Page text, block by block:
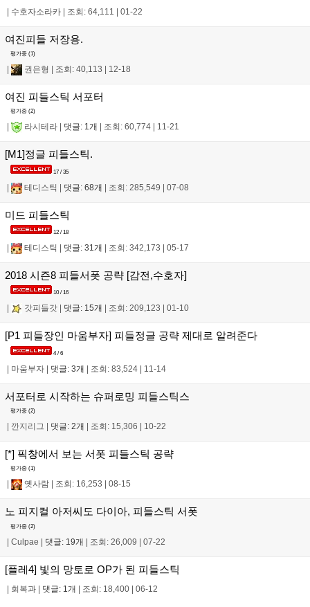
| 수호자소라카 | 조회: 64,111 | 01-22
여진피들 저장용.
평가중 (1)
권은형 조회: 40,113 12-18
여진 피들스틱 서포터
평가중 (2)
라시테라 댓글: 1개 조회: 60,774 11-21
[M1]정글 피들스틱.
17 / 35
| 테디스틱 | 댓글: 68개 | 조회: 285,549 | 07-08
미드 피들스틱
12 / 18
테디스틱 댓글: 31개 조회: 342,173 05-17
2018 시즌8 피들서폿 공략 [감전,수호자]
10 / 16
갓피들갓 댓글: 15개 조회: 209,123 01-10
[P1 피들장인 마움부자] 피들정글 공략 제대로 알려준다
4 / 6
| 마움부자 | 댓글: 3개 | 조회: 83,524 | 11-14
서포터로 시작하는 슈퍼로밍 피들스틱스
평가중 (2)
깐지리그 댓글: 2개 조회: 15,306 10-22
[*] 픽창에서 보는 서폿 피들스틱 공략
평가중 (1)
옛사람 조회: 16,253 08-15
노 피지컬 아저씨도 다이아, 피들스틱 서폿
평가중 (2)
| Culpae | 댓글: 19개 | 조회: 26,009 | 07-22
[플레4] 빛의 망토로 OP가 된 피들스틱
| 회복과 | 댓글: 1개 | 조회: 18,400 | 06-12